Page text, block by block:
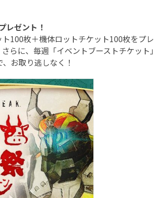
レゼント！
100枚＋機体ロットチケット100枚をプレ
に、毎週「イベントブーストチケット」
お取り逃しなく！